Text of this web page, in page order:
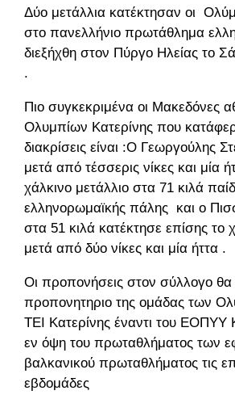
Δύο μετάλλια κατέκτησαν οι
στο πανελλήνιο πρωτάθλημα
διεξήχθη στον Πύργο Ηλείας το
.
Πιο συγκεκριμένα οι Μακεδόνες
Ολυμπίων Κατερίνης που
διακρίσεις είναι :Ο Γεωργούλης
μετά από τέσσερις νίκες και μία
χάλκινο μετάλλιο στα 71 κιλά
ελληνορωμαϊκής πάλης και ο
στα 51 κιλά κατέκτησε επίσης το
μετά από δύο νίκες και μία ήττα .
Οι προπονήσεις στον σύλλογο θα
προπονητηριο της ομάδας των
ΤΕΙ Κατερίνης έναντι του
εν όψη του πρωταθλήματος των
βαλκανικού πρωταθλήματος τις
εβδομάδες